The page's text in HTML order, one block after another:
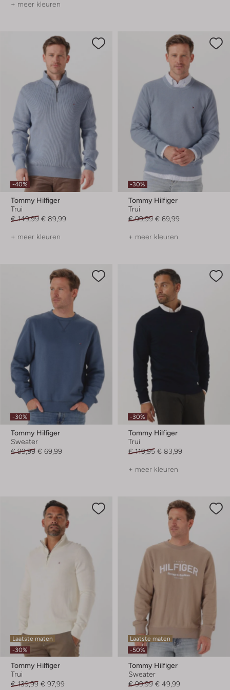
+ meer kleuren
-40%
Tommy Hilfiger
Trui
€ 149,99 € 89,99
+ meer kleuren
-30%
Tommy Hilfiger
Trui
€ 99,99 € 69,99
+ meer kleuren
-30%
Tommy Hilfiger
Sweater
€ 99,99 € 69,99
-30%
Tommy Hilfiger
Trui
€ 119,95 € 83,99
+ meer kleuren
Laatste maten
-30%
Tommy Hilfiger
Trui
€ 139,99 € 97,99
Laatste maten
-50%
Tommy Hilfiger
Sweater
€ 99,99 € 49,99